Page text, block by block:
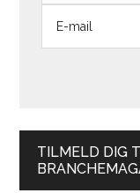
TILMELD DIG